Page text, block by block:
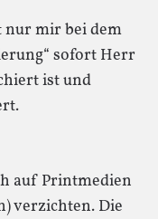
nur mir bei dem
sofort Herr
ist und
auf Printmedien
verzichten. Die